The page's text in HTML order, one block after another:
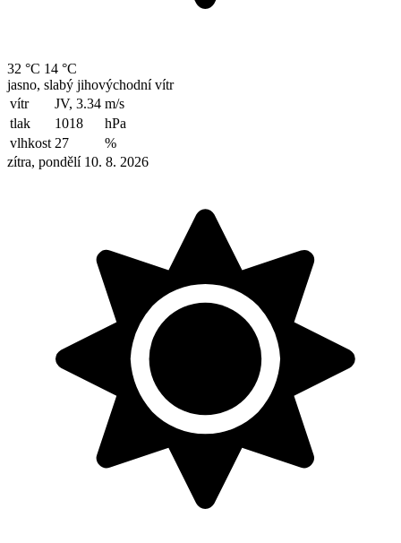
32 °C 14 °C
jasno, slabý jihovýchodní vítr
vítr
JV, 3.34 m/s
tlak
1018
hPa
vlhkost 27
%
zítra, pondělí 10. 8. 2026